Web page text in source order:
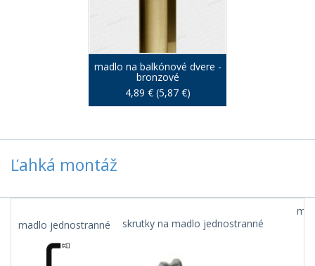
madlo na balkónové dvere -
bronzové
4,89 € (5,87 €)
Ľahká montáž
madlo jednostranné skrutky na madlo jednostranné